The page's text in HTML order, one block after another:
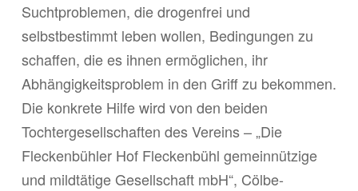
Suchtproblemen, die drogenfrei und
selbstbestimmt leben wollen, Bedingungen zu
schaffen, die es ihnen ermöglichen, ihr
Abhängigkeitsproblem in den Griff zu bekommen.
Die konkrete Hilfe wird von den beiden
Tochtergesellschaften des Vereins – „Die
Fleckenbühler Hof Fleckenbühl gemeinnützige
und mildtätige Gesellschaft mbH“, Cölbe-